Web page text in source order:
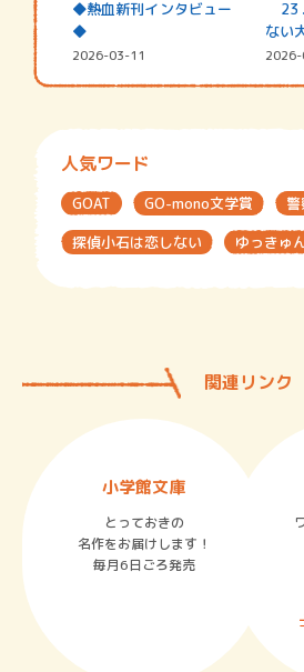
◆熱血新刊インタビュー
◆
2026-03-11
23
ない
人気ワード
GOAT GO-mono文学賞
探偵小石は恋しない
ゆっきゅ
関連リンク
小学館文庫
とっておきの
名作をお届けします！
毎月6日ごろ発売